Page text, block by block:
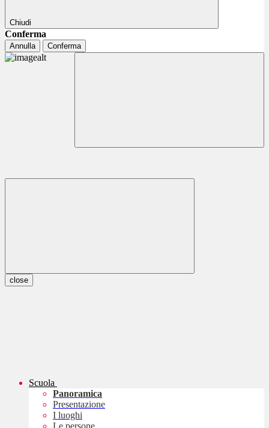
Chiudi
Conferma
Annulla Conferma
close
Scuola
Panoramica
Presentazione
I luoghi